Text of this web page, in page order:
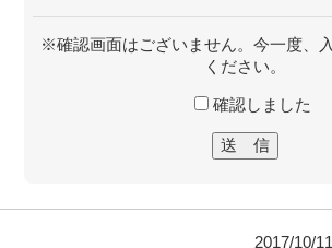
※確認画面はございません。今一度、
ください。
確認しました
2017/10/11